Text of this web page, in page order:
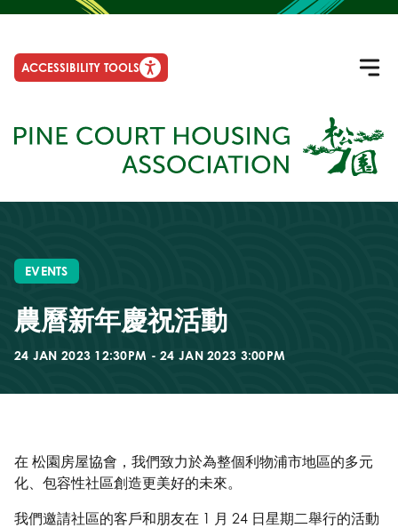
ACCESSIBILITY TOOLS
EVENTS
農曆新年慶祝活動
24 JAN 2023 12:30PM - 24 JAN 2023 3:00PM
在 松園房屋協會，我們致力於為整個利物浦市地區的多元
化、包容性社區創造更美好的未來。
我們邀請社區的客戶和朋友在 1 月 24 日星期二舉行的活動